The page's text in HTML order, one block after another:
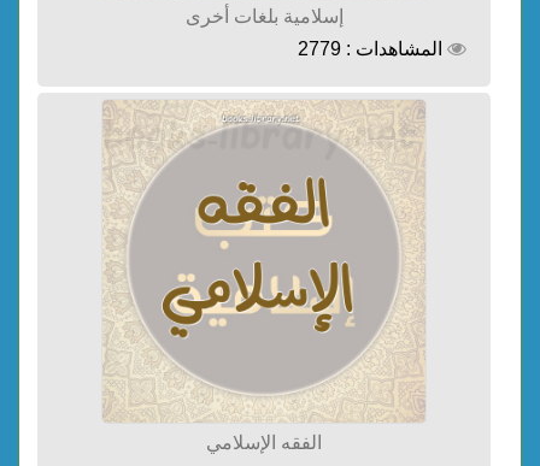
إسلامية بلغات أخرى
المشاهدات : 2779
الفقه الإسلامي